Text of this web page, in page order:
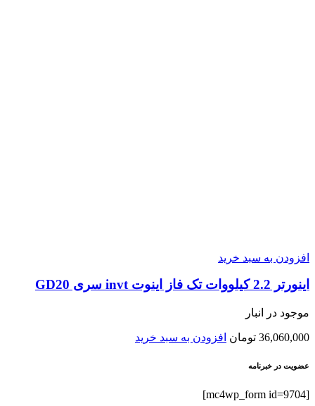
افزودن به سبد خرید
اينورتر 2.2 کیلووات تک فاز اینوت invt سری GD20
موجود در انبار
36,060,000 تومان افزودن به سبد خرید
عضویت در خبرنامه
[mc4wp_form id=9704]